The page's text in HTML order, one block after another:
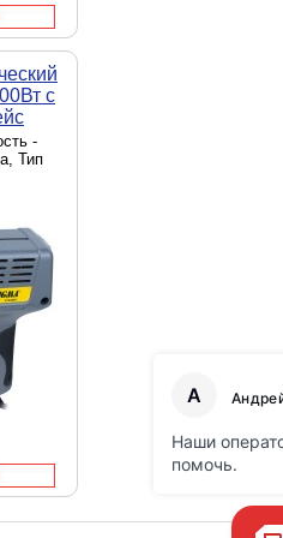
с
-
Тип